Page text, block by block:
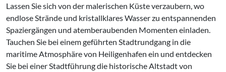
Lassen Sie sich von der malerischen Küste verzaubern, wo
endlose Strände und kristallklares Wasser zu entspannenden
Spaziergängen und atemberaubenden Momenten einladen.
Tauchen Sie bei einem geführten Stadtrundgang in die
maritime Atmosphäre von Heiligenhafen ein und entdecken
Sie bei einer Stadtführung die historische Altstadt von